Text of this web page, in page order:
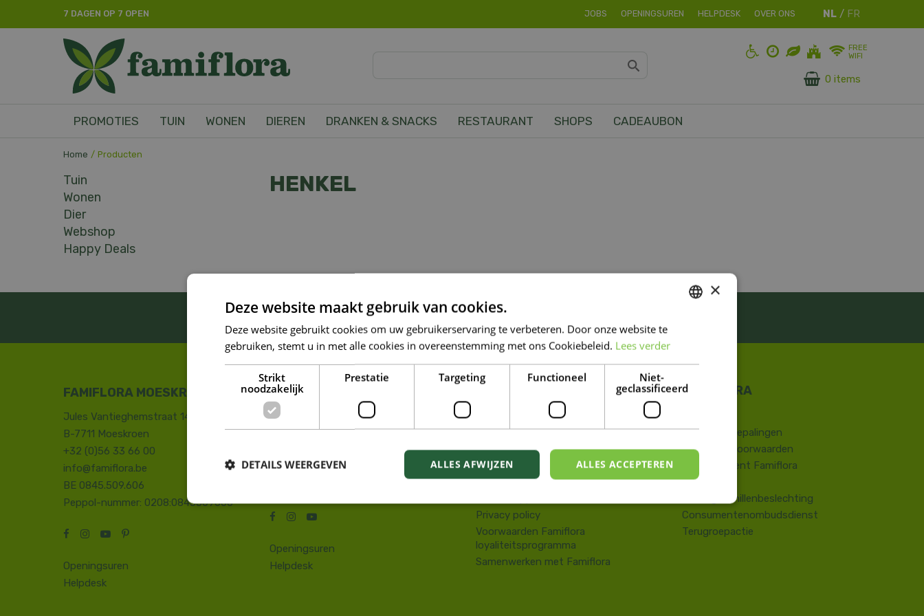
Home Producten
7 DAGEN OP 7 OPEN JOBS OPENINGSUREN HELPDESK OVER ONS
FREE
WIFI
0 items
PROMOTIES TUIN WONEN DIEREN DRANKEN & SNACKS RESTAURANT SHOPS CADEAUBON
HENKEL
Tuin
Wonen
Dier
Webshop
Happy Deals
BLIJF ALTIJD OP DE HOOGTE VAN ONZE NIEUWSTE PROMOTIES!
FAMIFLORA MOESKROEN
Jules Vantieghemstraat 14
B-7711 Moeskroen
+32 (0)56 33 66 00
info@famiflora.be
BE 0845.509.606
Peppol-nummer: 0208:0845509606
Openingsuren
Helpdesk
FAMIFLORA DE PANNE
Duinhoekstraat 143
8660 De Panne
onthaal.depanne@famiflora.be
Openingsuren
Helpdesk
Wonen
Dieren
Famiresto
Foodhall
Privacy policy
Voorwaarden Famiflora
loyaliteitsprogramma
Samenwerken met Famiflora
​Wettelijke bepalingen
Algemene voorwaarden
Huisreglement Famiflora
Vragen
Onlinegeschillenbeslechting
Consumentenombudsdienst
Terugroepactie
×
Deze website maakt gebruik van cookies.
Deze website gebruikt cookies om uw gebruikerservaring te verbeteren. Door onze website te
gebruiken, stemt u in met alle cookies in overeenstemming met ons Cookiebeleid. Lees verder
Strikt
noodzakelijk
Prestatie Targeting Functioneel
Niet-
geclassificeerd
ALLES ACCEPTEREN
ALLES AFWIJZEN
DETAILS WEERGEVEN